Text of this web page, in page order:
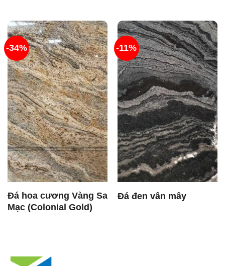
-34%
Đá hoa cương Vàng Sa
Mạc (Colonial Gold)
-11%
Đá đen vân mây